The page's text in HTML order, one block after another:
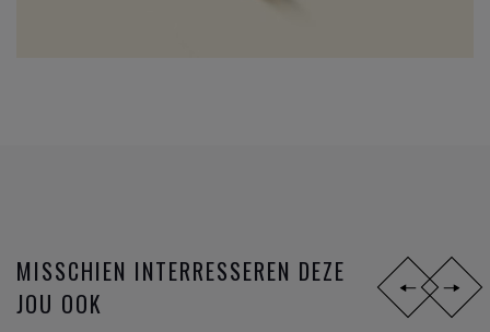
MISSCHIEN INTERRESSEREN DEZE
JOU OOK